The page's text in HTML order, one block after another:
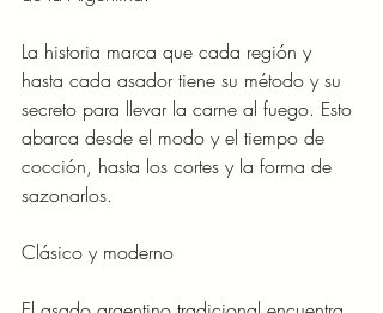
La historia marca que cada región y
hasta cada asador tiene su método y su
secreto para llevar la carne al fuego. Esto
abarca desde el modo y el tiempo de
cocción, hasta los cortes y la forma de
sazonarlos.
Clásico y moderno